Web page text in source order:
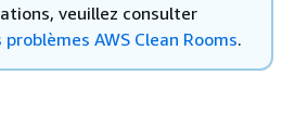
veuillez consulter
AWS Clean Rooms.